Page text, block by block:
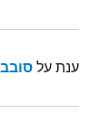
ענת על